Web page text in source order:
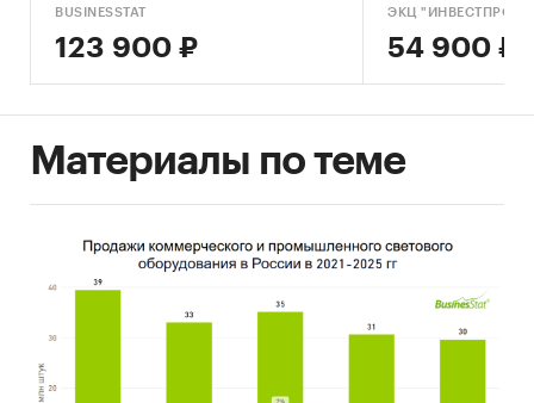
Категории: Строительство и недвижимость /
Строительство
Россия
/
Дальневосточный федеральный
округ / Камчатский край
BUSINESSTAT
123 900 ₽
ЭКЦ
54 900 ₽
Материалы по теме